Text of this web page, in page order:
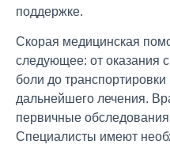
поддержке.
Скорая медицинская
следующее: от оказания
боли до
дальнейшего лечения.
первичные
Специалисты имеют